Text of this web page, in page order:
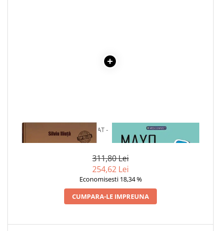
1 x CRONICILE UNUI BARBAT -
VOL. 3
1 x MAYO CLINIC. CARTEA
ESENTIALA DESPRE DIABETUL
311,80 Lei
254,62 Lei
Economisesti 18,34 %
CUMPARA-LE IMPREUNA